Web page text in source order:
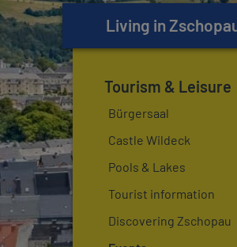
Living in
Tourism & Leisure
Bürgersaal
Castle Wildeck
Pools & Lakes
Tourist information
Discovering Zschopau